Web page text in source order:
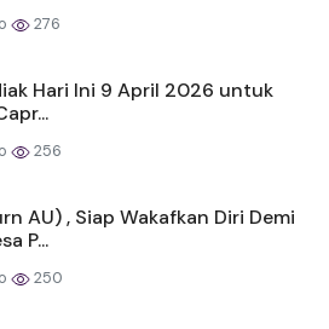
276
Hari Ini 9 April 2026 untuk
256
AU) , Siap Wakafkan Diri Demi
P...
250